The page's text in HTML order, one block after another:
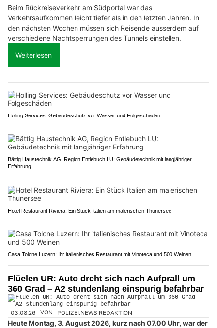
Beim Rückreiseverkehr am Südportal war das
Verkehrsaufkommen leicht tiefer als in den letzten Jahren. In
den nächsten Wochen müssen sich Reisende ausserdem auf
verschiedene Nachtsperrungen des Tunnels einstellen.
Weiterlesen
Holling Services: Gebäudeschutz vor Wasser und Folgeschäden
Bättig Haustechnik AG, Region Entlebuch LU: Gebäudetechnik mit langjähriger
Erfahrung
Hotel Restaurant Riviera: Ein Stück Italien am malerischen Thunersee
Casa Tolone Luzern: Ihr italienisches Restaurant mit Vinoteca und 500 Weinen
Flüelen UR: Auto dreht sich nach Aufprall um
360 Grad – A2 stundenlang einspurig befahrbar
03.08.26 VON POLIZEI.NEWS REDAKTION
Heute Montag, 3. August 2026, kurz nach 07.00 Uhr, war der